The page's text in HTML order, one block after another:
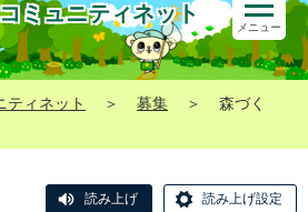
ミュニティネット
メニュー
ティネット ＞ 募集 ＞
森づく
読み上げ 読み上げ設定